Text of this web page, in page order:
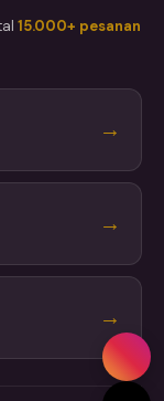
15.000+ pesanan
→
→
→